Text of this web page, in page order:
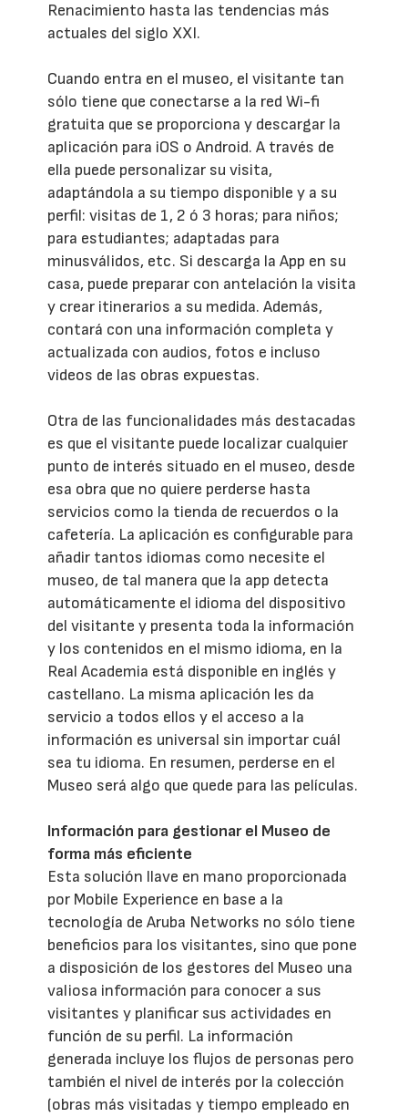
Renacimiento hasta las tendencias más
actuales del siglo XXI.
Cuando entra en el museo, el visitante tan
sólo tiene que conectarse a la red Wi-fi
gratuita que se proporciona y descargar la
aplicación para iOS o Android. A través de
ella puede personalizar su visita,
adaptándola a su tiempo disponible y a su
perfil: visitas de 1, 2 ó 3 horas; para niños;
para estudiantes; adaptadas para
minusválidos, etc. Si descarga la App en su
casa, puede preparar con antelación la visita
y crear itinerarios a su medida. Además,
contará con una información completa y
actualizada con audios, fotos e incluso
videos de las obras expuestas.
Otra de las funcionalidades más destacadas
es que el visitante puede localizar cualquier
punto de interés situado en el museo, desde
esa obra que no quiere perderse hasta
servicios como la tienda de recuerdos o la
cafetería. La aplicación es configurable para
añadir tantos idiomas como necesite el
museo, de tal manera que la app detecta
automáticamente el idioma del dispositivo
del visitante y presenta toda la información
y los contenidos en el mismo idioma, en la
Real Academia está disponible en inglés y
castellano. La misma aplicación les da
servicio a todos ellos y el acceso a la
información es universal sin importar cuál
sea tu idioma. En resumen, perderse en el
Museo será algo que quede para las películas.
Información para gestionar el Museo de
forma más eficiente
Esta solución llave en mano proporcionada
por Mobile Experience en base a la
tecnología de Aruba Networks no sólo tiene
beneficios para los visitantes, sino que pone
a disposición de los gestores del Museo una
valiosa información para conocer a sus
visitantes y planificar sus actividades en
función de su perfil. La información
generada incluye los flujos de personas pero
también el nivel de interés por la colección
(obras más visitadas y tiempo empleado en